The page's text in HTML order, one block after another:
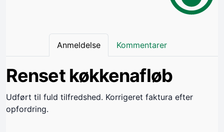
Anmeldelse Kommentarer
Renset køkkenafløb
Udført til fuld tilfredshed. Korrigeret faktura efter
opfordring.